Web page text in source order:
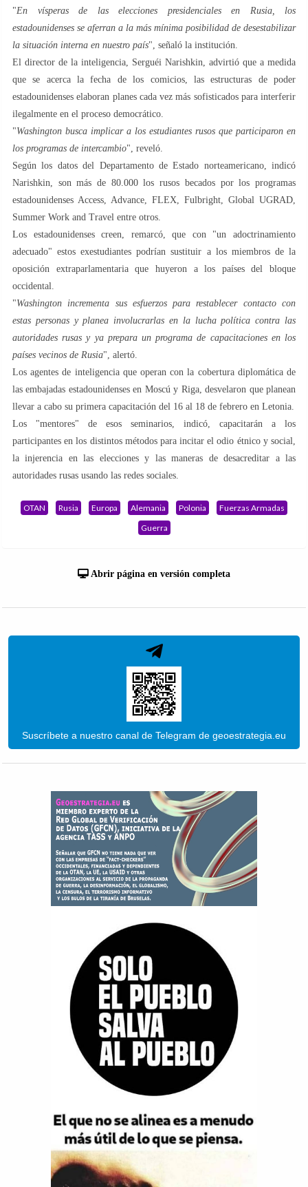
"En vísperas de las elecciones presidenciales en Rusia, los
estadounidenses se aferran a la más mínima posibilidad de desestabilizar
la situación interna en nuestro país", señaló la institución.
El director de la inteligencia, Serguéi Narishkin, advirtió que a medida
que se acerca la fecha de los comicios, las estructuras de poder
estadounidenses elaboran planes cada vez más sofisticados para interferir
ilegalmente en el proceso democrático.
"Washington busca implicar a los estudiantes rusos que participaron en
los programas de intercambio", reveló.
Según los datos del Departamento de Estado norteamericano, indicó
Narishkin, son más de 80.000 los rusos becados por los programas
estadounidenses Access, Advance, FLEX, Fulbright, Global UGRAD,
Summer Work and Travel entre otros.
Los estadounidenses creen, remarcó, que con "un adoctrinamiento
adecuado" estos exestudiantes podrían sustituir a los miembros de la
oposición extraparlamentaria que huyeron a los países del bloque
occidental.
"Washington incrementa sus esfuerzos para restablecer contacto con
estas personas y planea involucrarlas en la lucha política contra las
autoridades rusas y ya prepara un programa de capacitaciones en los
países vecinos de Rusia", alertó.
Los agentes de inteligencia que operan con la cobertura diplomática de
las embajadas estadounidenses en Moscú y Riga, desvelaron que planean
llevar a cabo su primera capacitación del 16 al 18 de febrero en Letonia.
Los "mentores" de esos seminarios, indicó, capacitarán a los
participantes en los distintos métodos para incitar el odio étnico y social,
la injerencia en las elecciones y las maneras de desacreditar a las
autoridades rusas usando las redes sociales.
OTAN Rusia Europa Alemania Polonia
Fuerzas Armadas
Guerra
Abrir página en versión completa
Suscríbete a nuestro canal de Telegram de geoestrategia.eu